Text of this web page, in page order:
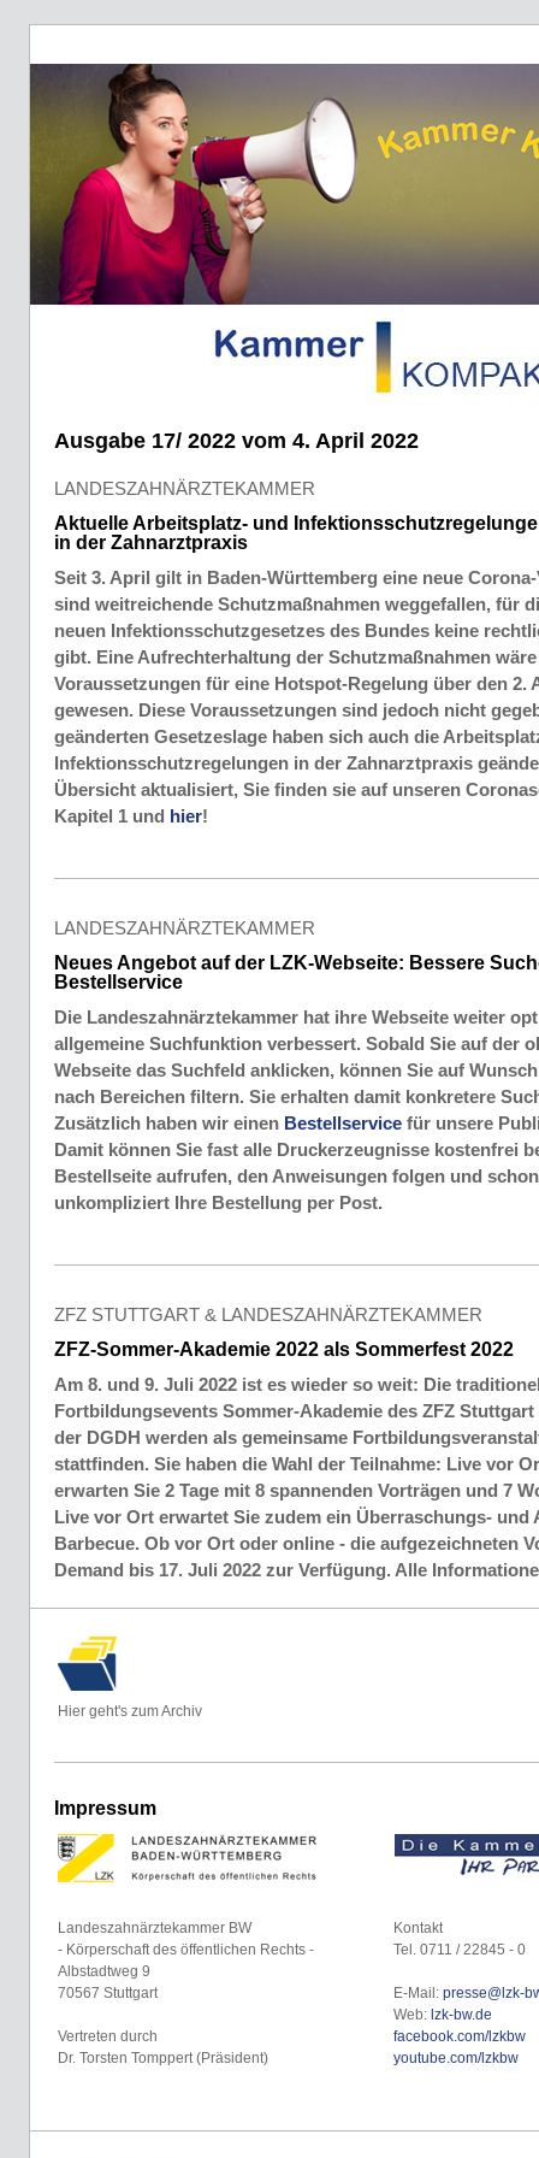
Ausgabe 17/ 2022 vom 4. April 2022
LANDESZAHNÄRZTEKAMMER
Aktuelle Arbeitsplatz- und
in der Zahnarztpraxis
Seit 3. April gilt in Baden-Württemberg eine neue
sind weitreichende Schutzmaßnahmen weggefallen, für
neuen Infektionsschutzgesetzes des Bundes keine
gibt. Eine Aufrechterhaltung der Schutzmaßnahmen
Voraussetzungen für eine Hotspot-Regelung über den 2.
gewesen. Diese Voraussetzungen sind jedoch nicht
geänderten Gesetzeslage haben sich auch die
Infektionsschutzregelungen in der Zahnarztpraxis
Übersicht aktualisiert, Sie finden sie auf unseren
Kapitel 1 und hier!
LANDESZAHNÄRZTEKAMMER
Neues Angebot auf der LZK-Webseite: Bessere
Bestellservice
Die Landeszahnärztekammer hat ihre Webseite weiter
allgemeine Suchfunktion verbessert. Sobald Sie auf der
Webseite das Suchfeld anklicken, können Sie auf
nach Bereichen filtern. Sie erhalten damit konkretere
Zusätzlich haben wir einen Bestellservice für unsere
Damit können Sie fast alle Druckerzeugnisse kostenfrei
Bestellseite aufrufen, den Anweisungen folgen und
unkompliziert Ihre Bestellung per Post.
ZFZ STUTTGART & LANDESZAHNÄRZTEKAMMER
ZFZ-Sommer-Akademie 2022 als Sommerfest 2022
Am 8. und 9. Juli 2022 ist es wieder so weit: Die
Fortbildungsevents Sommer-Akademie des ZFZ
der DGDH werden als gemeinsame
stattfinden. Sie haben die Wahl der Teilnahme: Live vor
erwarten Sie 2 Tage mit 8 spannenden Vorträgen und 7
Live vor Ort erwartet Sie zudem ein Überraschungs- und
Barbecue. Ob vor Ort oder online - die aufgezeichneten
Demand bis 17. Juli 2022 zur Verfügung. Alle
Hier geht's zum Archiv
Impressum
Landeszahnärztekammer BW
- Körperschaft des öffentlichen Rechts -
Albstadtweg 9
70567 Stuttgart
Vertreten durch
Dr. Torsten Tomppert (Präsident)
Kontakt
Tel. 0711 / 22845 - 0
E-Mail: presse@lzk-
Web: lzk-bw.de
facebook.com/lzkbw
youtube.com/lzkbw